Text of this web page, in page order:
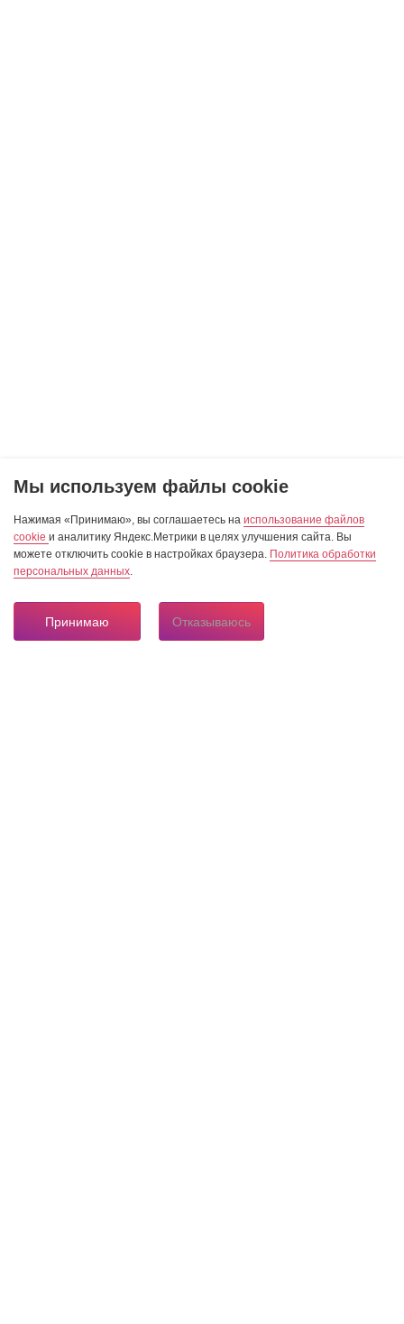
Мы используем файлы cookie
Нажимая «Принимаю», вы соглашаетесь на использование файлов
cookie и аналитику Яндекс.Метрики в целях улучшения сайта. Вы
можете отключить cookie в настройках браузера. Политика обработки
персональных данных.
Принимаю Отказываюсь